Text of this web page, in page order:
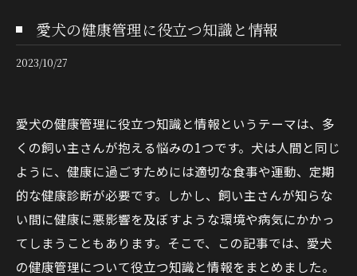
愛犬の健康管理に役立つ知識と情報
2023/10/27
愛犬の健康管理に役立つ知識と情報というテーマは、多
くの飼い主さんが抱える悩みの1つです。犬は人間と同じ
ように、健康に過ごすためには適切な食事や運動、定期
的な健康診断が必要です。しかし、飼い主さんが知らな
い間に健康に悪影響を及ぼすような環境や病気にかかっ
てしまうこともあります。そこで、この記事では、愛犬
の健康管理について役立つ知識と情報をまとめました。